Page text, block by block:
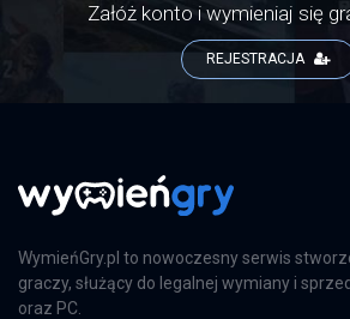
Załóż konto i wymieniaj się
REJESTRACJA
WymieńGry.pl to nowoczesny serwis
graczy, służący do legalnej wymiany i
oraz PC.